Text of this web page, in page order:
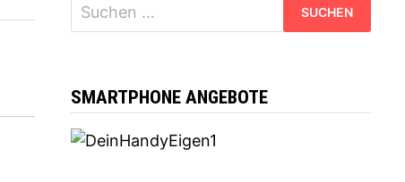
nach:
SMARTPHONE ANGEBOTE